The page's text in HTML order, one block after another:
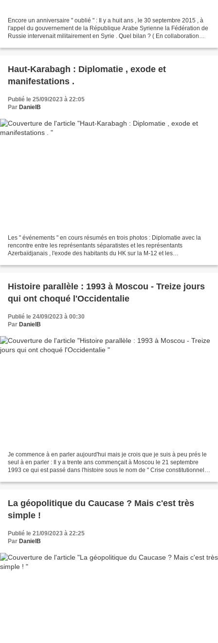
Encore un anniversaire " oublié " : Il y a huit ans , le 30 septembre 2015 , à
l'appel du gouvernement de la République Arabe Syrienne la Fédération de
Russie intervenait militairement en Syrie . Quel bilan ? ( En collaboration
Haut-Karabagh : Diplomatie , exode et
manifestations .
Publié le 25/09/2023 à 22:05
Par DanielB
Les " événements " en cours résumés en trois photos : Diplomatie avec la
rencontre entre les représentants séparatistes et les représentants
Azerbaïdjanais , l'exode des habitants du HK sur la M-12 et les
Histoire parallèle : 1993 à Moscou - Treize jours
qui ont choqué l'Occidentalie
Publié le 24/09/2023 à 00:30
Par DanielB
Je commence à en parler aujourd'hui mais je crois que je suis à peu prés le
seul à en parler : Il y a trente ans commençait à Moscou le 21 septembre
1993 ce qui est passé dans l'histoire sous le nom de " Crise constitutionnelle
La géopolitique du Caucase ? Mais c'est très
simple !
Publié le 21/09/2023 à 22:25
Par DanielB